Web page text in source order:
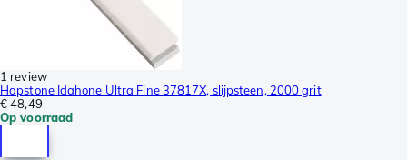
1 review
Hapstone Idahone Ultra Fine 37817X, slijpsteen, 2000 grit
€ 48,49
Op voorraad